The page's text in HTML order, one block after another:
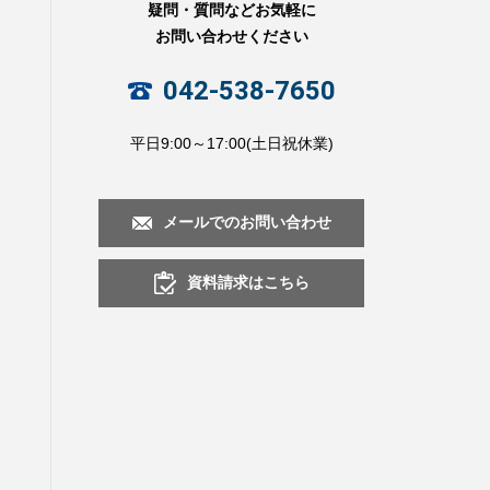
疑問・質問などお気軽に
お問い合わせください
042-538-7650
平日9:00～17:00(土日祝休業)
メールでのお問い合わせ
資料請求はこちら